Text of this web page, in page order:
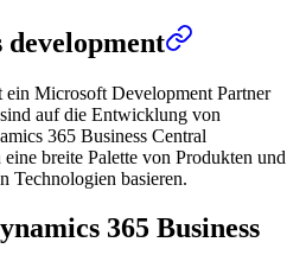
development
ein Microsoft Development Partner
auf die Entwicklung von
365 Business Central
breite Palette von Produkten und
Technologien basieren.
365 Business